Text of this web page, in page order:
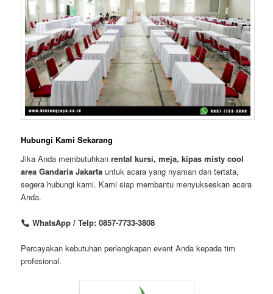
Hubungi Kami Sekarang
Jika Anda membutuhkanrental kursi, meja, kipas misty cool
area Gandaria Jakarta untuk acara yang nyaman dan tertata,
segera hubungi kami. Kami siap membantu menyukseskan acara
Anda.
WhatsApp / Telp: 0857-7733-3808
Percayakan kebutuhan perlengkapan event Anda kepada tim
profesional.